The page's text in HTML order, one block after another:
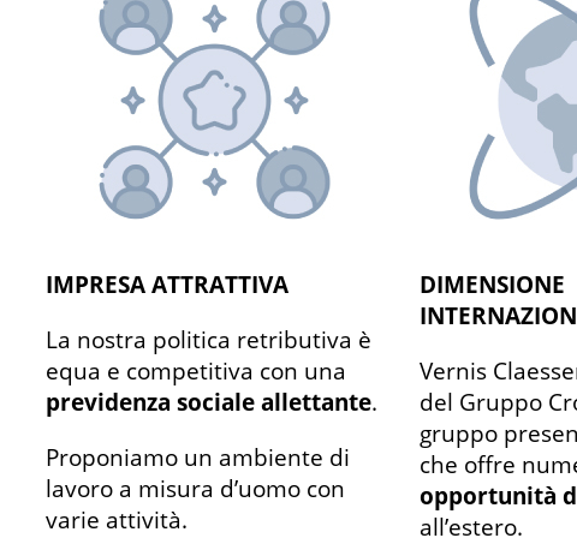
IMPRESA ATTRATTIVA
La nostra politica retributiva è
equa e competitiva con una
previdenza sociale allettante.
Proponiamo un ambiente di
lavoro a misura d’uomo con
varie attività.
DIMENSIONE
Vernis
del Gruppo
gruppo
che offre
opportunità
all’estero.